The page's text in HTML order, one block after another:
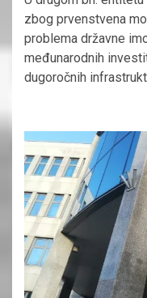
zbog prvenstvena
problema državne
međunarodnih
dugoročnih